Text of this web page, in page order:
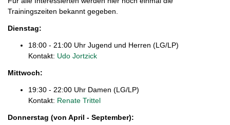
Trainingszeiten bekannt gegeben.
Dienstag:
18:00 - 21:00 Uhr Jugend und Herren (LG/LP)
Kontakt: Udo Jortzick
Mittwoch:
19:30 - 22:00 Uhr Damen (LG/LP)
Kontakt: Renate Trittel
Donnerstag (von April - September):